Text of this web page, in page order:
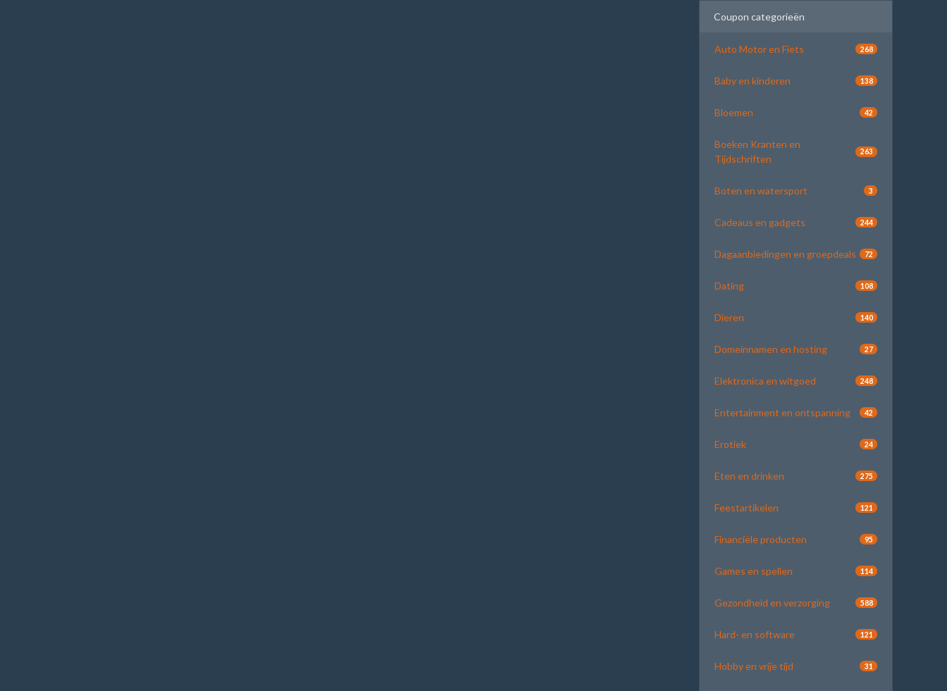
Coupon categorieën
Auto Motor en Fiets 268
Baby en kinderen 138
Bloemen 42
Boeken Kranten en
Tijdschriften
263
Boten en watersport 3
Cadeaus en gadgets 244
Dagaanbiedingen en groepdeals 72
Dating 108
Dieren 140
Domeinnamen en hosting 27
Elektronica en witgoed 248
Entertainment en ontspanning 42
Erotiek 24
Eten en drinken 275
Feestartikelen 121
Financiële producten 95
Games en spellen 114
Gezondheid en verzorging 588
Hard- en software 121
Hobby en vrije tijd 31